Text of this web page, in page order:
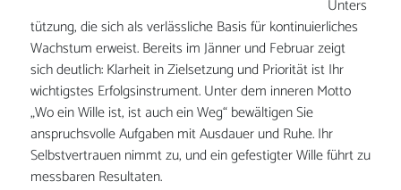
Unters
tützung, die sich als verlässliche Basis für kontinuierliches
Wachstum erweist. Bereits im Jänner und Februar zeigt
sich deutlich: Klarheit in Zielsetzung und Priorität ist Ihr
wichtigstes Erfolgsinstrument. Unter dem inneren Motto
„Wo ein Wille ist, ist auch ein Weg“ bewältigen Sie
anspruchsvolle Aufgaben mit Ausdauer und Ruhe. Ihr
Selbstvertrauen nimmt zu, und ein gefestigter Wille führt zu
messbaren Resultaten.